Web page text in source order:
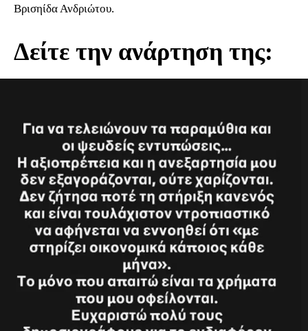
Βρισηίδα Ανδριώτου.
Δείτε την ανάρτηση της: